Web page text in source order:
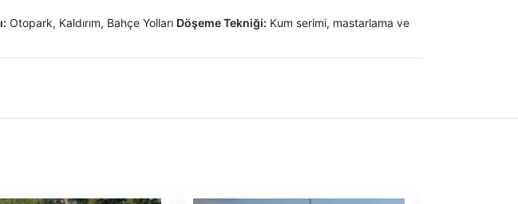
Otopark, Kaldırım, Bahçe Yolları Döşeme Tekniği: Kum serimi, mastarlama ve